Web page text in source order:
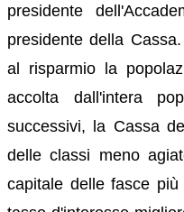
presidente
presidente della
al risparmio la
accolta dall'intera
successivi, la Cassa
delle classi meno
capitale delle fasce